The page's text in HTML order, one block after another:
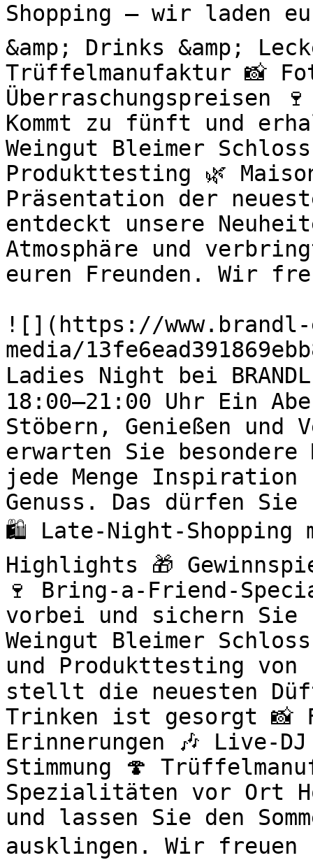
Shopping – wir laden
&amp; Drinks &amp;
Trüffelmanufaktur 📸
Überraschungspreisen
Kommt zu fünft und
Weingut Bleimer
Produkttesting 🌿
Präsentation der
entdeckt unsere
Atmosphäre und
euren Freunden. Wir
![](https://
media/
Ladies Night bei
18:00–21:00 Uhr Ein
Stöbern, Genießen und
erwarten Sie besondere
jede Menge
Genuss. Das dürfen
🛍️ Late-Night-
Highlights 🎁
🍷 Bring-a-Friend-
vorbei und sichern Sie
Weingut Bleimer
und Produkttesting
stellt die neuesten
Trinken ist gesorgt 📸
Erinnerungen 🎶
Stimmung 🍄
Spezialitäten vor Ort
und lassen Sie den
ausklingen. Wir freuen